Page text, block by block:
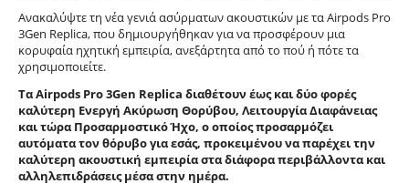
Ανακαλύψτε τη νέα γενιά ασύρματων ακουστικών με τα Airpods Pro
3Gen Replica, που δημιουργήθηκαν για να προσφέρουν μια
κορυφαία ηχητική εμπειρία, ανεξάρτητα από το πού ή πότε τα
χρησιμοποιείτε.
Τα Airpods Pro 3Gen Replica διαθέτουν έως και δύο φορές
καλύτερη Ενεργή Ακύρωση Θορύβου, Λειτουργία Διαφάνειας
και τώρα Προσαρμοστικό Ήχο, ο οποίος προσαρμόζει
αυτόματα τον θόρυβο για εσάς, προκειμένου να παρέχει την
καλύτερη ακουστική εμπειρία στα διάφορα περιβάλλοντα και
αλληλεπιδράσεις μέσα στην ημέρα.